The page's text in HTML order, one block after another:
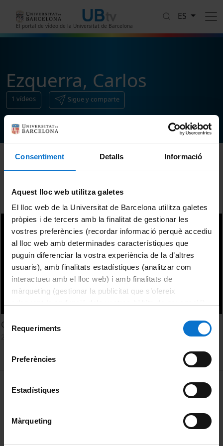
Consentiment Detalls Informació
Aquest lloc web utilitza galetes
El lloc web de la Universitat de Barcelona utilitza galetes
pròpies i de tercers amb la finalitat de gestionar les
vostres preferències (recordar informació perquè accediu
al lloc web amb determinades característiques que
puguin diferenciar la vostra experiència de la d’altres
usuaris), amb finalitats estadístiques (analitzar com
interactueu amb el lloc web) i amb finalitats de
màrqueting (gestionar la publicitat que s’ofereix
consultar laPolítica de galetes del lloc web de la
de Requeriments
Preferències
Estadístiques
Màrqueting
El portal de vídeo de la Universitat de Barcelona
ES
Ezquerra, Carlos
1 vídeos Sigue y comparte
Ordenar
Critique of economic policy
MENÚ PEU 1
Política de Cookies
Privacidad y términos